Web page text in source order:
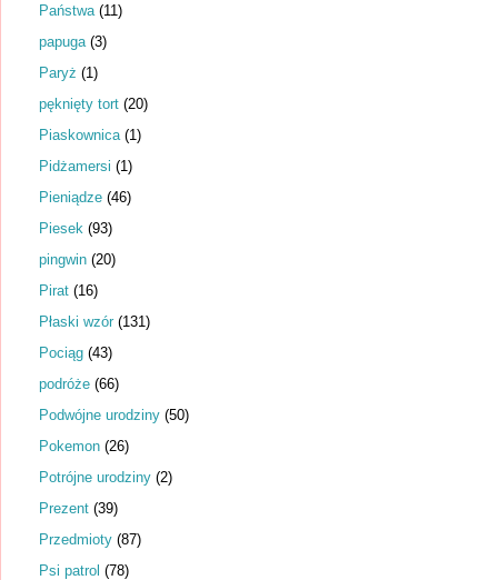
Państwa (11)
papuga (3)
Paryż (1)
pęknięty tort (20)
Piaskownica (1)
Pidżamersi (1)
Pieniądze (46)
Piesek (93)
pingwin (20)
Pirat (16)
Płaski wzór (131)
Pociąg (43)
podróże (66)
Podwójne urodziny (50)
Pokemon (26)
Potrójne urodziny (2)
Prezent (39)
Przedmioty (87)
Psi patrol (78)